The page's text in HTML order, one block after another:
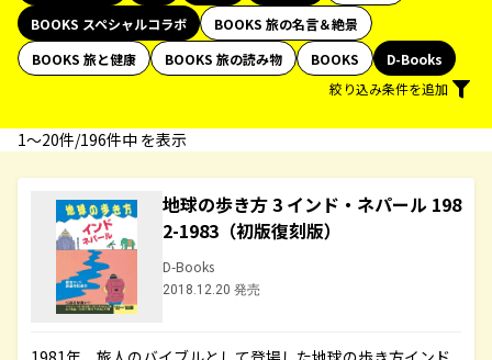
BOOKS スペシャルコラボ
BOOKS 旅の名言＆絶景
BOOKS 旅と健康
BOOKS 旅の読み物 BOOKS
D-Books
絞り込み条件を追加
1〜20件/196件中 を表示
地球の歩き方 3 インド・ネパール 198
2-1983（初版復刻版）
D-Books
2018.12.20 発売